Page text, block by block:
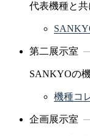
代表機種と共
第二展示室
SANKYOの
機種コ
企画展示室